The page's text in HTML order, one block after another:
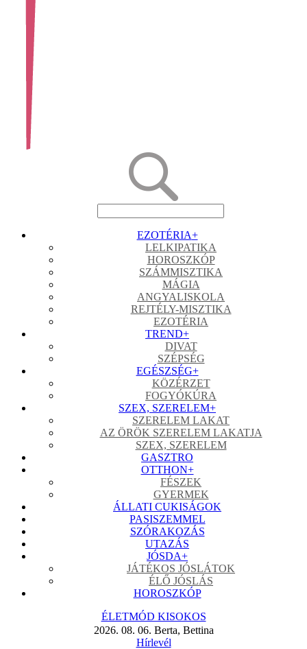
EZOTÉRIA+
LELKIPATIKA
HOROSZKÓP
SZÁMMISZTIKA
MÁGIA
ANGYALISKOLA
REJTÉLY-MISZTIKA
EZOTÉRIA
TREND+
DIVAT
SZÉPSÉG
EGÉSZSÉG+
KÖZÉRZET
FOGYÓKÚRA
SZEX, SZERELEM+
SZERELEM LAKAT
AZ ÖRÖK SZERELEM LAKATJA
SZEX, SZERELEM
GASZTRO
OTTHON+
FÉSZEK
GYERMEK
ÁLLATI CUKISÁGOK
PASISZEMMEL
SZÓRAKOZÁS
UTAZÁS
JÓSDA+
JÁTÉKOS JÓSLÁTOK
ÉLŐ JÓSLÁS
HOROSZKÓP
ÉLETMÓD KISOKOS
2026. 08. 06. Berta, Bettina
Hírlevél